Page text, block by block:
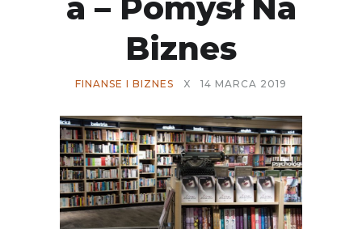
A – Pomysł Na
Biznes
FINANSE I BIZNES X 14 MARCA 2019